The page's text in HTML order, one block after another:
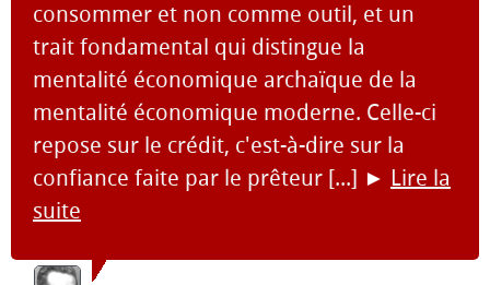
consommer et non comme outil, et un
trait fondamental qui distingue la
mentalité économique archaïque de la
mentalité économique moderne. Celle-ci
repose sur le crédit, c'est-à-dire sur la
confiance faite par le prêteur [...] ► Lire la
suite